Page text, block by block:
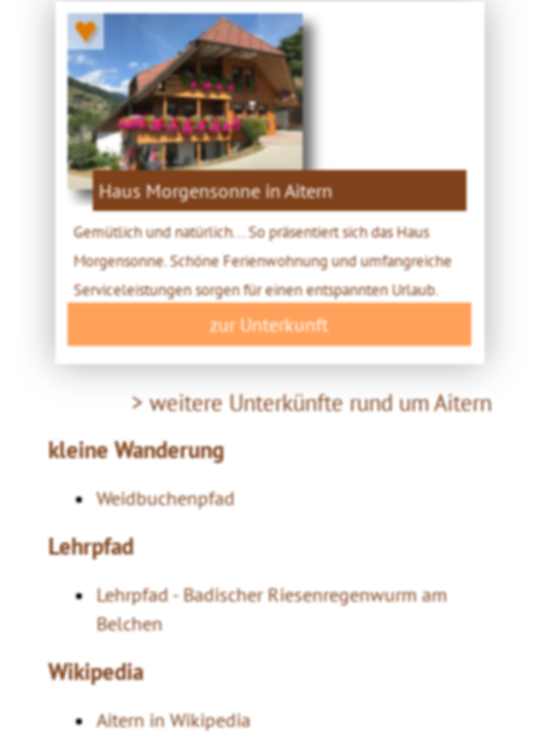
♥
Haus Morgensonne in Aitern
Gemütlich und natürlich... So präsentiert sich das Haus
Morgensonne. Schöne Ferienwohnung und umfangreiche
Serviceleistungen sorgen für einen entspannten Urlaub.
zur Unterkunft
> weitere Unterkünfte rund um Aitern
kleine Wanderung
Weidbuchenpfad
Lehrpfad
Lehrpfad - Badischer Riesenregenwurm am
Belchen
Wikipedia
Aitern in Wikipedia